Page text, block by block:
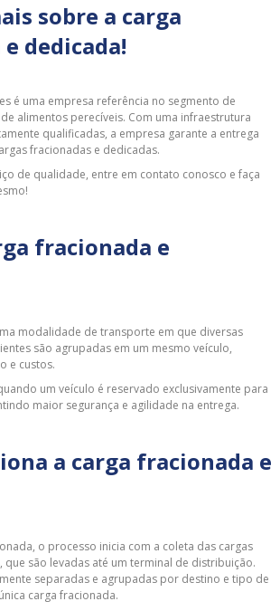
sobre a carga
dedicada!
é uma empresa referência no segmento de
alimentos perecíveis. Com uma infraestrutura
qualificadas, a empresa garante a entrega
fracionadas e dedicadas.
de qualidade, entre em contato conosco e faça
fracionada e
modalidade de transporte em que diversas
são agrupadas em um mesmo veículo,
e custos.
um veículo é reservado exclusivamente para
maior segurança e agilidade na entrega.
a carga fracionada e
o processo inicia com a coleta das cargas
que são levadas até um terminal de distribuição.
separadas e agrupadas por destino e tipo de
carga fracionada.